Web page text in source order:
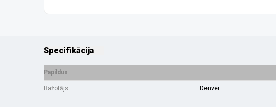
Specifikācija
Papildus
Ražotājs Denver